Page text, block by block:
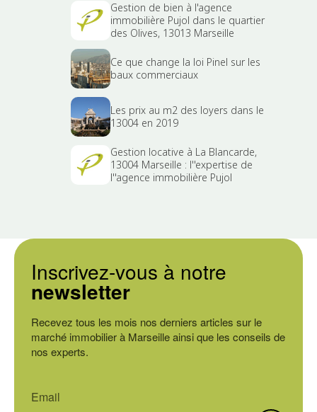
Gestion de bien à l'agence
immobilière Pujol dans le quartier
des Olives, 13013 Marseille
Ce que change la loi Pinel sur les
baux commerciaux
Les prix au m2 des loyers dans le
13004 en 2019
Gestion locative à La Blancarde,
13004 Marseille : l''expertise de
l''agence immobilière Pujol
Inscrivez-vous à notre
newsletter
Recevez tous les mois nos derniers articles sur le
marché immobilier à Marseille ainsi que les conseils de
nos experts.